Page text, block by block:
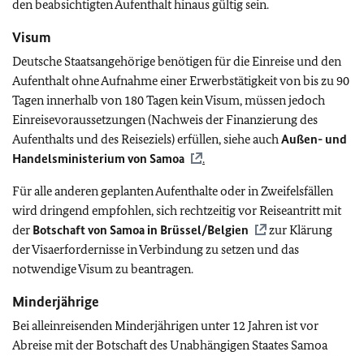
den beabsichtigten Aufenthalt hinaus gültig sein.
Visum
Deutsche Staatsangehörige benötigen für die Einreise und den
Aufenthalt ohne Aufnahme einer Erwerbstätigkeit von bis zu 90
Tagen innerhalb von 180 Tagen kein Visum, müssen jedoch
Einreisevoraussetzungen (Nachweis der Finanzierung des
Aufenthalts und des Reiseziels) erfüllen, siehe auchAußen- und
Handelsministerium von Samoa
.
Für alle anderen geplanten Aufenthalte oder in Zweifelsfällen
wird dringend empfohlen, sich rechtzeitig vor Reiseantritt mit
der Botschaft von Samoa in Brüssel/Belgien
zur Klärung
der Visaerfordernisse in Verbindung zu setzen und das
notwendige Visum zu beantragen.
Minderjährige
Bei alleinreisenden Minderjährigen unter 12 Jahren ist vor
Abreise mit der Botschaft des Unabhängigen Staates Samoa